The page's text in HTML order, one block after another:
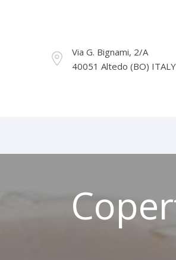
Via G. Bignami, 2/A
40051 Altedo (BO) ITALY